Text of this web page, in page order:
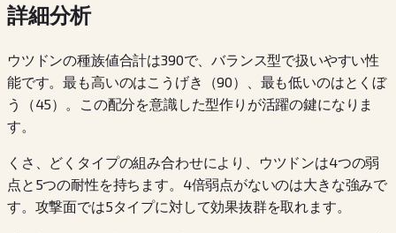
詳細分析
ウツドンの種族値合計は390で、バランス型で扱いやすい性
能です。最も高いのはこうげき（90）、最も低いのはとくぼ
う（45）。この配分を意識した型作りが活躍の鍵になりま
す。
くさ、どくタイプの組み合わせにより、ウツドンは4つの弱
点と5つの耐性を持ちます。4倍弱点がないのは大きな強みで
す。攻撃面では5タイプに対して効果抜群を取れます。